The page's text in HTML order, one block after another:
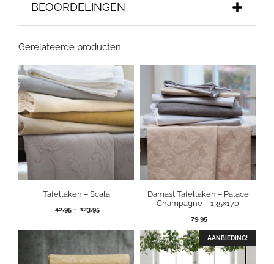
BEOORDELINGEN
Gerelateerde producten
Tafellaken – Scala
42,95 - 123,95Prijsklasse:
tot
123,95
Damast Tafellaken – Palace
Champagne – 135×170
79,95
AANBIEDING!